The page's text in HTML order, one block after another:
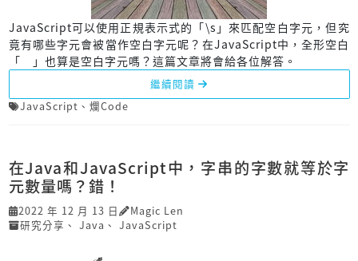
JavaScript可以使用正規表示式的「\s」來匹配空白字元，但究
竟有哪些字元會被當作空白字元呢？在JavaScript中，全形空白
「 」也算是空白字元嗎？這篇文章將會給各位解答。
繼續閱讀
JavaScript 、 爛Code
在Java和JavaScript中，字串的字數就等於字
元數量嗎？錯！
2022 年 12 月 13 日
Magic Len
研究分享 、 Java 、 JavaScript